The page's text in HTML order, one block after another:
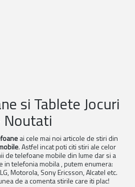
si Tablete Jocuri
ai cele mai noi articole de stiri din
. Astfel incat poti citi stiri ale celor
de telefoane mobile din lume dar si a
in telefonia mobila , putem enumera:
Motorola, Sony Ericsson, Alcatel etc.
de a comenta stirile care iti plac!